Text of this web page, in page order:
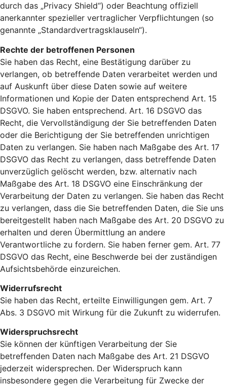
durch das „Privacy Shield“) oder Beachtung offiziell
anerkannter spezieller vertraglicher Verpflichtungen (so
genannte „Standardvertragsklauseln“).
Rechte der betroffenen Personen
Sie haben das Recht, eine Bestätigung darüber zu
verlangen, ob betreffende Daten verarbeitet werden und
auf Auskunft über diese Daten sowie auf weitere
Informationen und Kopie der Daten entsprechend Art. 15
DSGVO. Sie haben entsprechend. Art. 16 DSGVO das
Recht, die Vervollständigung der Sie betreffenden Daten
oder die Berichtigung der Sie betreffenden unrichtigen
Daten zu verlangen. Sie haben nach Maßgabe des Art. 17
DSGVO das Recht zu verlangen, dass betreffende Daten
unverzüglich gelöscht werden, bzw. alternativ nach
Maßgabe des Art. 18 DSGVO eine Einschränkung der
Verarbeitung der Daten zu verlangen. Sie haben das Recht
zu verlangen, dass die Sie betreffenden Daten, die Sie uns
bereitgestellt haben nach Maßgabe des Art. 20 DSGVO zu
erhalten und deren Übermittlung an andere
Verantwortliche zu fordern. Sie haben ferner gem. Art. 77
DSGVO das Recht, eine Beschwerde bei der zuständigen
Aufsichtsbehörde einzureichen.
Widerrufsrecht
Sie haben das Recht, erteilte Einwilligungen gem. Art. 7
Abs. 3 DSGVO mit Wirkung für die Zukunft zu widerrufen.
Widerspruchsrecht
Sie können der künftigen Verarbeitung der Sie
betreffenden Daten nach Maßgabe des Art. 21 DSGVO
jederzeit widersprechen. Der Widerspruch kann
insbesondere gegen die Verarbeitung für Zwecke der